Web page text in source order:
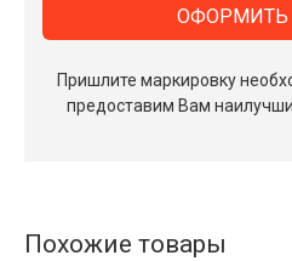
Пришлите маркировку
предоставим Вам
ОФОРМИТЬ
Похожие товары